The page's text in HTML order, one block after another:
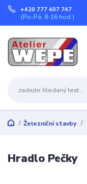
+420 777 407 747
(Po-Pá, 8-16 hod.)
Železniční stavby
Hradlo Pečky